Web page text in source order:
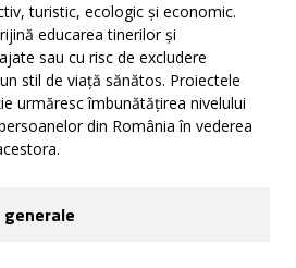
turistic, ecologic și economic.
educarea tinerilor și
sau cu risc de excludere
stil de viață sănătos. Proiectele
urmăresc îmbunătățirea nivelului
din România în vederea